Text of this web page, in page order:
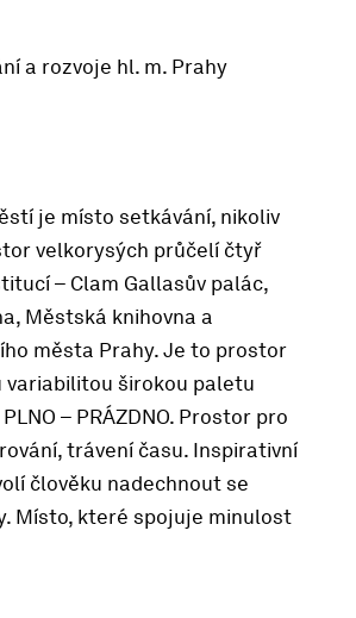
a rozvoje hl. m. Prahy
je místo setkávání, nikoliv
velkorysých průčelí čtyř
– Clam Gallasův palác,
Městská knihovna a
města Prahy. Je to prostor
variabilitou širokou paletu
– PRÁZDNO. Prostor pro
trávení času. Inspirativní
člověku nadechnout se
Místo, které spojuje minulost